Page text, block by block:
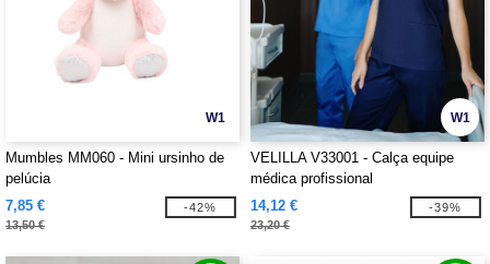
W1
Mumbles MM060 - Mini ursinho de
pelúcia
7,85 €
13,50 €
-42%
W1
VELILLA V33001 - Calça equipe
médica profissional
14,12 €
23,20 €
-39%